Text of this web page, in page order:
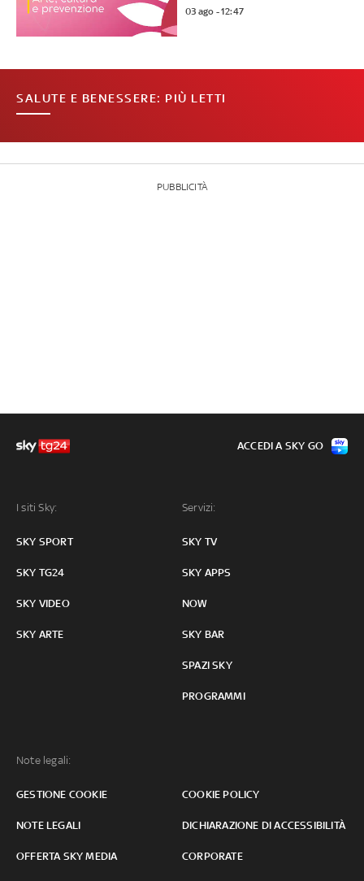
03 ago - 12:47
SALUTE E BENESSERE: PIÙ LETTI
PUBBLICITÀ
I siti Sky:
SKY SPORT
SKY TG24
SKY VIDEO
SKY ARTE
Servizi:
SKY TV
SKY APPS
NOW
SKY BAR
SPAZI SKY
PROGRAMMI
Note legali:
GESTIONE COOKIE COOKIE POLICY
NOTE LEGALI DICHIARAZIONE DI ACCESSIBILITÀ
OFFERTA SKY MEDIA CORPORATE
ACCEDI A SKY GO